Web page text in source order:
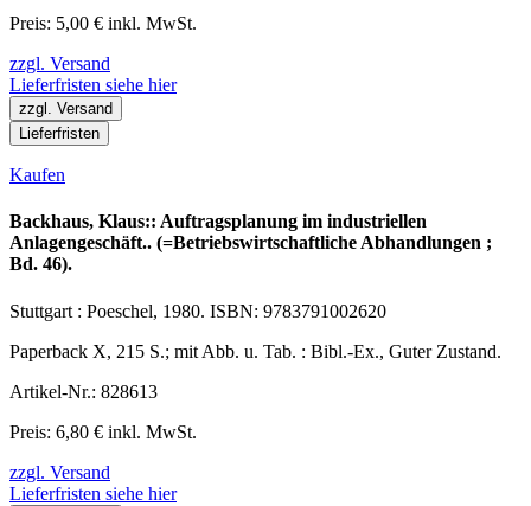
Preis: 5,00 € inkl. MwSt.
zzgl. Versand
Lieferfristen siehe hier
zzgl. Versand
Lieferfristen
Kaufen
Backhaus, Klaus:: Auftragsplanung im industriellen
Anlagengeschäft.. (=Betriebswirtschaftliche Abhandlungen ;
Bd. 46).
Stuttgart : Poeschel, 1980. ISBN: 9783791002620
Paperback X, 215 S.; mit Abb. u. Tab. : Bibl.-Ex., Guter Zustand.
Artikel-Nr.: 828613
Preis: 6,80 € inkl. MwSt.
zzgl. Versand
Lieferfristen siehe hier